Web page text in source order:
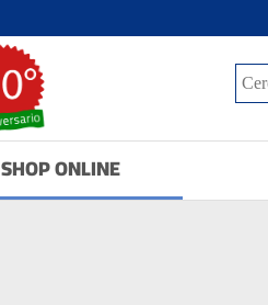
SHOP ONLINE